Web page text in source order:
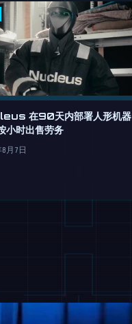
在90天内部署人形机器
小时出售劳务
8月7日